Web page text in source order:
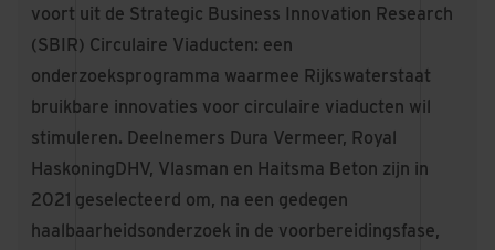
voort uit de Strategic Business Innovation Research
(SBIR) Circulaire Viaducten: een
onderzoeksprogramma waarmee Rijkswaterstaat
bruikbare innovaties voor circulaire viaducten wil
stimuleren. Deelnemers Dura Vermeer, Royal
HaskoningDHV, Vlasman en Haitsma Beton zijn in
2021 geselecteerd om, na een gedegen
haalbaarheidsonderzoek in de voorbereidingsfase,